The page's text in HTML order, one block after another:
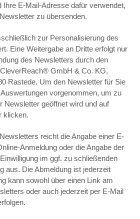
Ihre E-Mail-Adresse dafür verwendet,
zu übersenden.
zur Personalisierung des
Eine Weitergabe an Dritte erfolgt nur
des Newsletters durch den
GmbH & Co. KG,
Rastede. Um den Newsletter für Sie
vorgenommen, um zu
Newsletter geöffnet wird und auf
klicken.
reicht die Angabe einer E-
Anmeldung oder die Angabe der
im ggf. zu schließenden
aus. Die Abmeldung ist jederzeit
kann sowohl über einen Link am
oder auch jederzeit per E-Mail